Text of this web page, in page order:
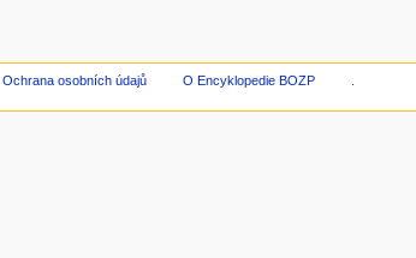
Ochrana osobních údajů O Encyklopedie BOZP